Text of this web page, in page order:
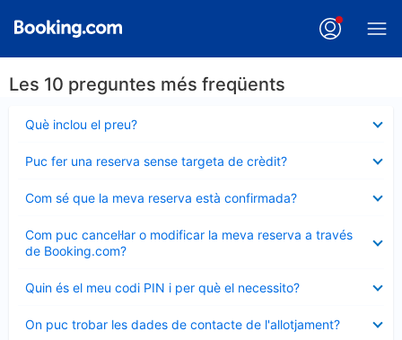
Les 10 preguntes més freqüents
Què inclou el preu?
tancat
Puc fer una reserva sense targeta de crèdit?
tancat
Com sé que la meva reserva està confirmada?
tancat
Com puc cancel·lar o modificar la meva reserva a través
de Booking.com?
tancat
Quin és el meu codi PIN i per què el necessito?
tancat
On puc trobar les dades de contacte de l'allotjament?
tancat